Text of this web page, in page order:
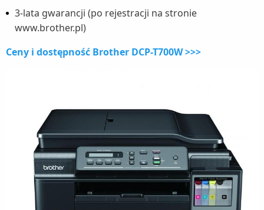
3-lata gwarancji (po rejestracji na stronie
www.brother.pl)
Ceny i dostępność Brother DCP-T700W >>>